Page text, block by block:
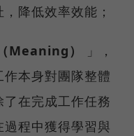
降低效率效能；
Meaning）
」，
本身對團隊整體
在完成工作任務
程中獲得學習與